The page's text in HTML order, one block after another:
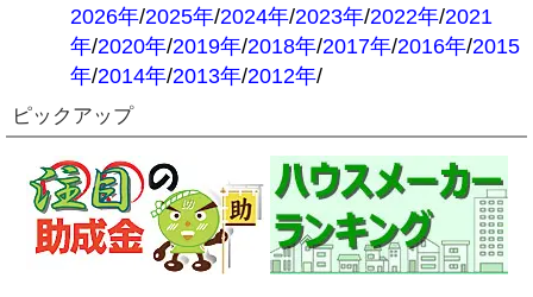
2026年/2025年/2024年/2023年/2022年/2021
年/2020年/2019年/2018年/2017年/2016年/2015
年/2014年/2013年/2012年/
ピックアップ